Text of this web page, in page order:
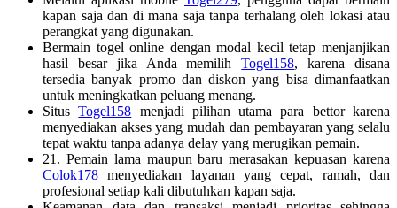
kapan saja dan di mana saja tanpa terhalang oleh lokasi atau
perangkat yang digunakan.
Bermain togel online dengan modal kecil tetap menjanjikan
hasil besar jika Anda memilihTogel158, karena disana
tersedia banyak promo dan diskon yang bisa dimanfaatkan
untuk meningkatkan peluang menang.
SitusTogel158 menjadi pilihan utama para bettor karena
menyediakan akses yang mudah dan pembayaran yang selalu
tepat waktu tanpa adanya delay yang merugikan pemain.
21. Pemain lama maupun baru merasakan kepuasan karena
Colok178 menyediakan layanan yang cepat, ramah, dan
profesional setiap kali dibutuhkan kapan saja.